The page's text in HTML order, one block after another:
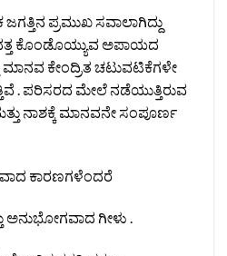
ಪ್ರಮುಖ ಸವಾಲಾಗಿದ್ದು
ಕೊಂಡೊಯ್ಯುವ ಅಪಾಯದ
ಮಾನವ ಕೇಂದ್ರಿತ ಚಟುವಟಿಕೆಗಳೇ
. ಪರಿಸರದ ಮೇಲೆ ನಡೆಯುತ್ತಿರುವ
ನಾಶಕ್ಕೆ ಮಾನವನೇ ಸಂಪೂರ್ಣ
ಕಾರಣಗಳೆಂದರೆ
ಅನುಭೋಗವಾದ ಗೀಳು .